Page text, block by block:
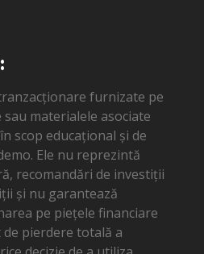
furnizate pe
sau materialele asociate
scop educațional și de
Ele nu reprezintă
recomandări de investiții
și nu garantează
pe piețele financiare
pierdere totală a